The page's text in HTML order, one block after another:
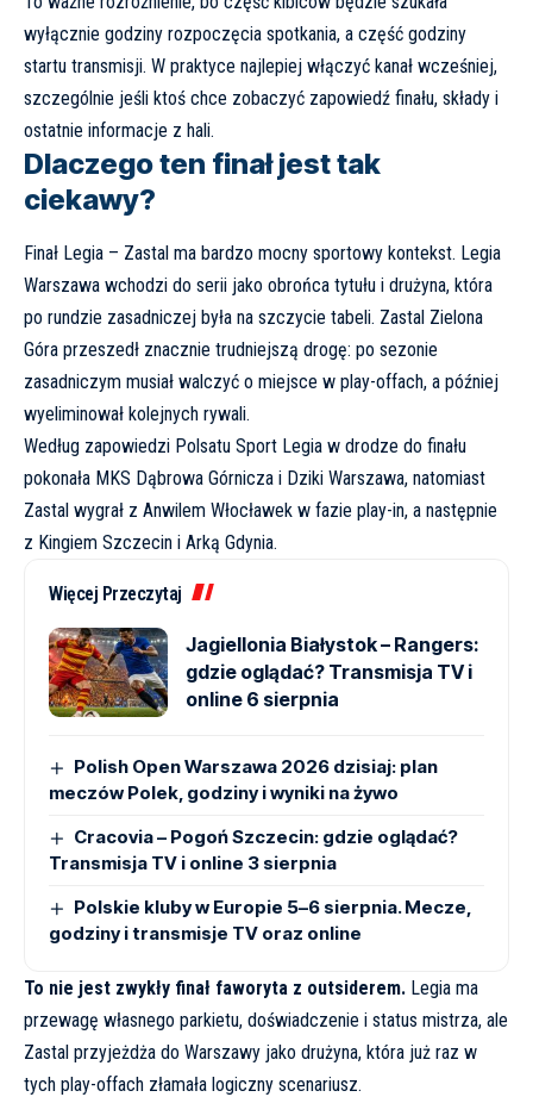
wyłącznie godziny rozpoczęcia spotkania, a część godziny
startu transmisji. W praktyce najlepiej włączyć kanał wcześniej,
szczególnie jeśli ktoś chce zobaczyć zapowiedź finału, składy i
ostatnie informacje z hali.
Dlaczego ten finał jest tak
ciekawy?
Finał Legia – Zastal ma bardzo mocny sportowy kontekst. Legia
Warszawa wchodzi do serii jako obrońca tytułu i drużyna, która
po rundzie zasadniczej była na szczycie tabeli. Zastal Zielona
Góra przeszedł znacznie trudniejszą drogę: po sezonie
zasadniczym musiał walczyć o miejsce w play-offach, a później
wyeliminował kolejnych rywali.
Według zapowiedzi Polsatu Sport Legia w drodze do finału
pokonała MKS Dąbrowa Górnicza i Dziki Warszawa, natomiast
Zastal wygrał z Anwilem Włocławek w fazie play-in, a następnie
z Kingiem Szczecin i Arką Gdynia.
Więcej Przeczytaj
Jagiellonia Białystok – Rangers:
gdzie oglądać? Transmisja TV i
online 6 sierpnia
Polish Open Warszawa 2026 dzisiaj: plan
meczów Polek, godziny i wyniki na żywo
Cracovia – Pogoń Szczecin: gdzie oglądać?
Transmisja TV i online 3 sierpnia
Polskie kluby w Europie 5–6 sierpnia. Mecze,
godziny i transmisje TV oraz online
To nie jest zwykły finał faworyta z outsiderem. Legia ma
przewagę własnego parkietu, doświadczenie i status mistrza, ale
Zastal przyjeżdża do Warszawy jako drużyna, która już raz w
tych play-offach złamała logiczny scenariusz.